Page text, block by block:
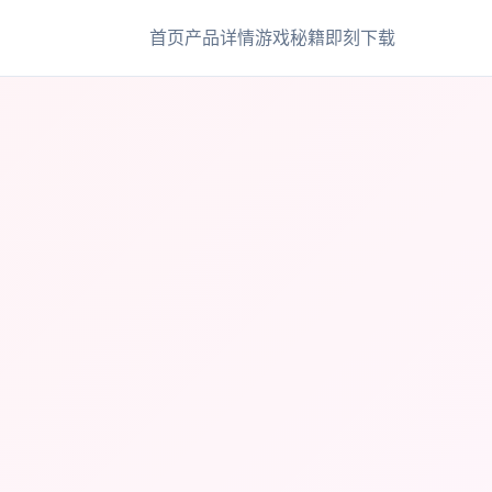
首页产品详情游戏秘籍即刻下载